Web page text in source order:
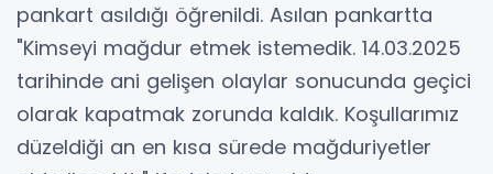
pankart asıldığı öğrenildi. Asılan pankartta
"Kimseyi mağdur etmek istemedik. 14.03.2025
tarihinde ani gelişen olaylar sonucunda geçici
olarak kapatmak zorunda kaldık. Koşullarımız
düzeldiği an en kısa sürede mağduriyetler